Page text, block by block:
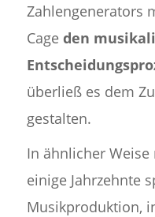
Zahlengenerators
Cage den
überließ es dem
gestalten.
In ähnlicher
einige Jahrzehnte
Musikproduktion,